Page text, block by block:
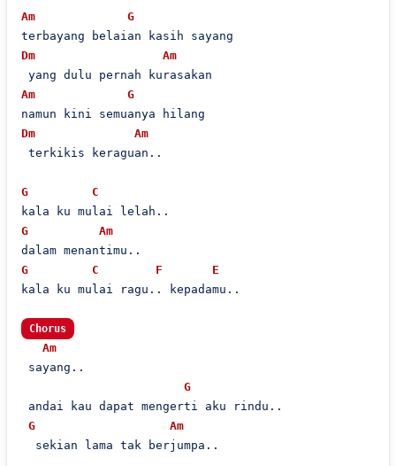
Am
G
Dm
Am
Am
G
Dm
Am
terkikis keraguan..
G
C
G
Am
G
C F
E
kala ku mulai ragu.. kepadamu..
Chorus
Am
sayang..
G
andai kau dapat mengerti aku rindu..
G
Am
  sekian lama tak berjumpa..